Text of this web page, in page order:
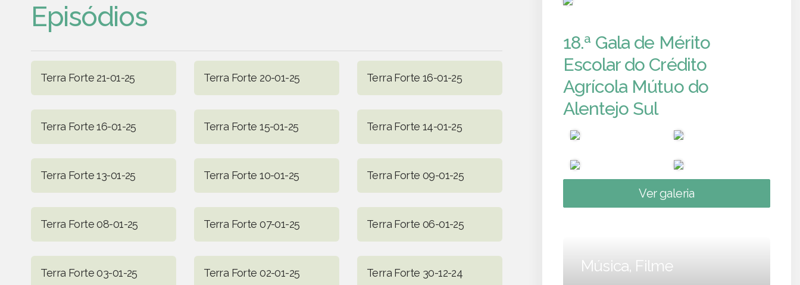
Episódios
Terra Forte 21-01-25 Terra Forte 20-01-25 Terra Forte 16-01-25
Terra Forte 16-01-25 Terra Forte 15-01-25 Terra Forte 14-01-25
Terra Forte 13-01-25 Terra Forte 10-01-25 Terra Forte 09-01-25
Terra Forte 08-01-25 Terra Forte 07-01-25 Terra Forte 06-01-25
Terra Forte 03-01-25 Terra Forte 02-01-25 Terra Forte 30-12-24
18.ª Gala de Mérito
Escolar do Crédito
Agrícola Mútuo do
Alentejo Sul
Ver galeria
Música, Filme